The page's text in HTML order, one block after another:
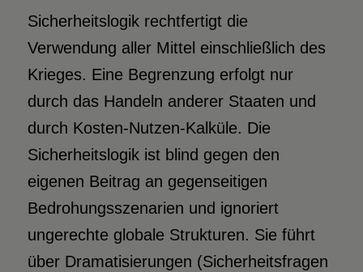
Sicherheitslogik rechtfertigt die
Verwendung aller Mittel einschließlich des
Krieges. Eine Begrenzung erfolgt nur
durch das Handeln anderer Staaten und
durch Kosten-Nutzen-Kalküle. Die
Sicherheitslogik ist blind gegen den
eigenen Beitrag an gegenseitigen
Bedrohungsszenarien und ignoriert
ungerechte globale Strukturen. Sie führt
über Dramatisierungen (Sicherheitsfragen